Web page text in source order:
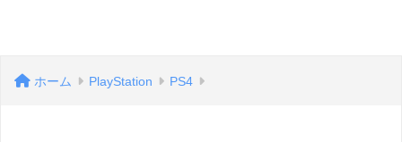
ホーム PlayStation PS4